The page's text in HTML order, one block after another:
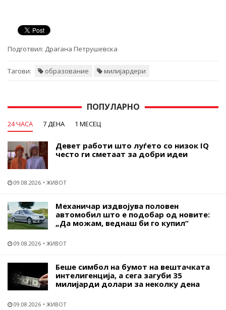
Подготвил: Драгана Петрушевска
Тагови: образование милијардери
ПОПУЛАРНО
24 ЧАСА 7 ДЕНА 1 МЕСЕЦ
Девет работи што луѓето со низок IQ
често ги сметаат за добри идеи
09.08.2026 ЖИВОТ
Механичар издвојува половен
автомобил што е подобар од новите:
„Да можам, веднаш би го купил“
09.08.2026 ЖИВОТ
Беше симбол на бумот на вештачката
интелигенција, а сега загуби 35
милијарди долари за неколку дена
09.08.2026 ЖИВОТ